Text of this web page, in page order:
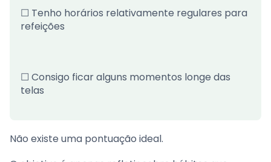
☐ Tenho horários relativamente regulares para
refeições
☐ Consigo ficar alguns momentos longe das
telas
Não existe uma pontuação ideal.